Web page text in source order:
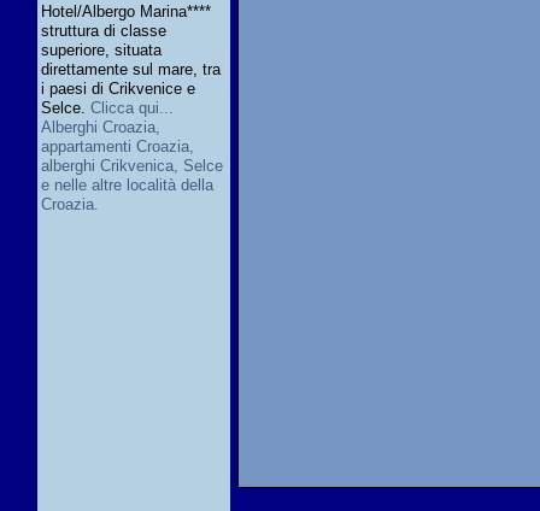
Hotel/Albergo Marina****
struttura di classe
superiore, situata
direttamente sul mare, tra
i paesi di Crikvenice e
Selce. Clicca qui...
Alberghi Croazia,
appartamenti Croazia,
alberghi Crikvenica, Selce
e nelle altre località della
Croazia.